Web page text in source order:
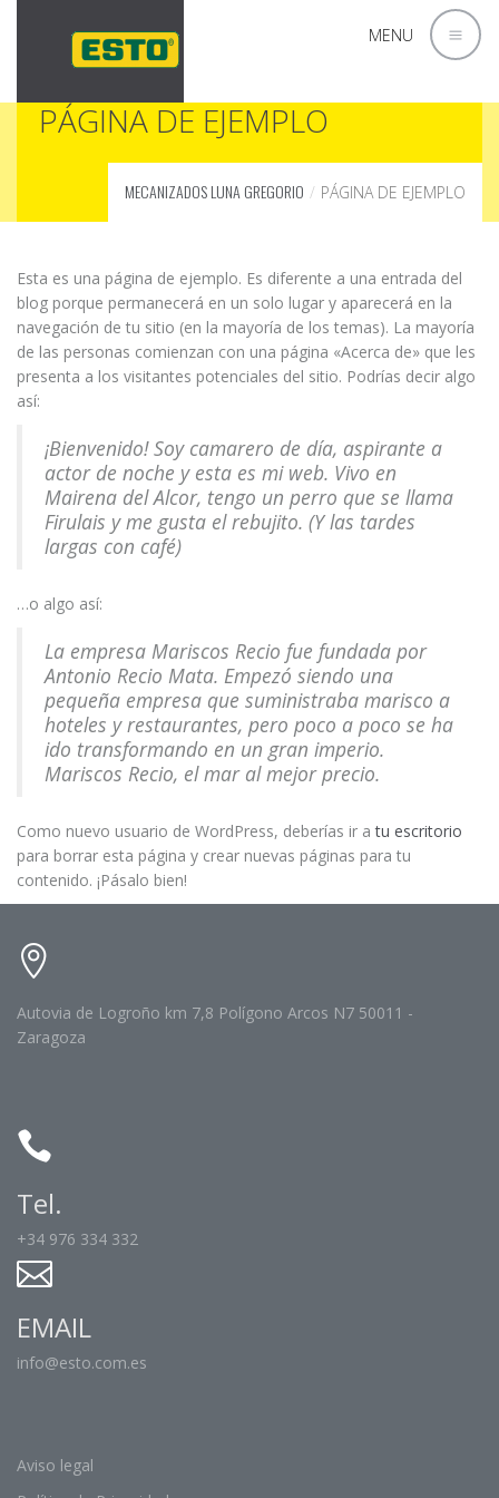
MENU
PÁGINA DE EJEMPLO
MECANIZADOS LUNA GREGORIO PÁGINA DE EJEMPLO
Esta es una página de ejemplo. Es diferente a una entrada del
blog porque permanecerá en un solo lugar y aparecerá en la
navegación de tu sitio (en la mayoría de los temas). La mayoría
de las personas comienzan con una página «Acerca de» que les
presenta a los visitantes potenciales del sitio. Podrías decir algo
así:
¡Bienvenido! Soy camarero de día, aspirante a
actor de noche y esta es mi web. Vivo en
Mairena del Alcor, tengo un perro que se llama
Firulais y me gusta el rebujito. (Y las tardes
largas con café)
…o algo así:
La empresa Mariscos Recio fue fundada por
Antonio Recio Mata. Empezó siendo una
pequeña empresa que suministraba marisco a
hoteles y restaurantes, pero poco a poco se ha
ido transformando en un gran imperio.
Mariscos Recio, el mar al mejor precio.
Como nuevo usuario de WordPress, deberías ir atu escritorio
para borrar esta página y crear nuevas páginas para tu
contenido. ¡Pásalo bien!
Autovia de Logroño km 7,8 Polígono Arcos N7 50011 -
Zaragoza
Tel.
+34 976 334 332
EMAIL
info@esto.com.es
Aviso legal